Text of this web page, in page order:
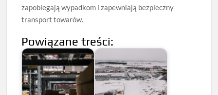
zapobiegają wypadkom i zapewniają bezpieczny
transport towarów.
Powiązane treści: